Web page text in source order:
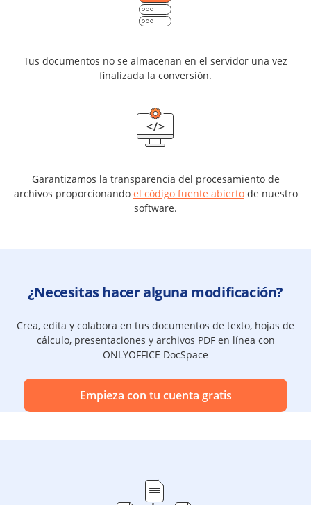
Tus documentos no se almacenan en el servidor una vez
finalizada la conversión.
Garantizamos la transparencia del procesamiento de
archivos proporcionando el código fuente abiertode nuestro
software.
¿Necesitas hacer alguna modificación?
Crea, edita y colabora en tus documentos de texto, hojas de
cálculo, presentaciones y archivos PDF en línea con
ONLYOFFICE DocSpace
Empieza con tu cuenta gratis